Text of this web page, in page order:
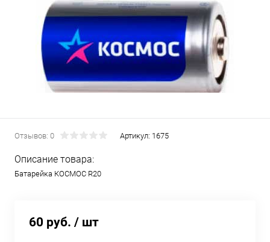
Отзывов: 0 Артикул: 1675
Описание товара:
Батарейка КОСМОС R20
60 руб. / шт